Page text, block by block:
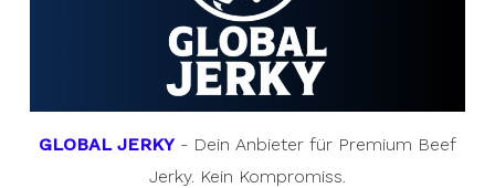
GLOBAL JERKY- Dein Anbieter für Premium Beef
Jerky. Kein Kompromiss.